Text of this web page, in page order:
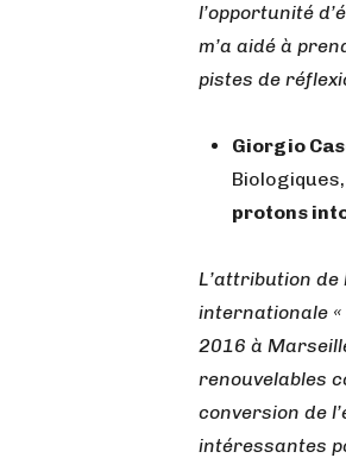
l’opportunité
m’a aidé à
pistes de
Giorgio
protons
L’attribution de
internationale
2016 à
renouvelables
conversion de
intéressantes